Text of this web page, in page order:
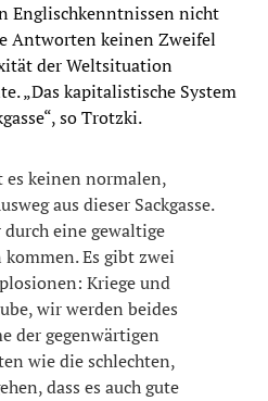
Englischkenntnissen nicht
Antworten keinen Zweifel
der Weltsituation
„Das kapitalistische System
so Trotzki.
keinen normalen,
aus dieser Sackgasse.
eine gewaltige
Es gibt zwei
Kriege und
wir werden beides
der gegenwärtigen
wie die schlechten,
dass es auch gute